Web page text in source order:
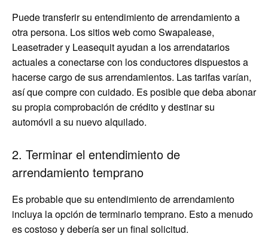
Puede transferir su entendimiento de arrendamiento a
otra persona. Los sitios web como Swapalease,
Leasetrader y Leasequit ayudan a los arrendatarios
actuales a conectarse con los conductores dispuestos a
hacerse cargo de sus arrendamientos. Las tarifas varían,
así que compre con cuidado. Es posible que deba abonar
su propia comprobación de crédito y destinar su
automóvil a su nuevo alquilado.
2. Terminar el entendimiento de
arrendamiento temprano
Es probable que su entendimiento de arrendamiento
incluya la opción de terminarlo temprano. Esto a menudo
es costoso y debería ser un final solicitud.